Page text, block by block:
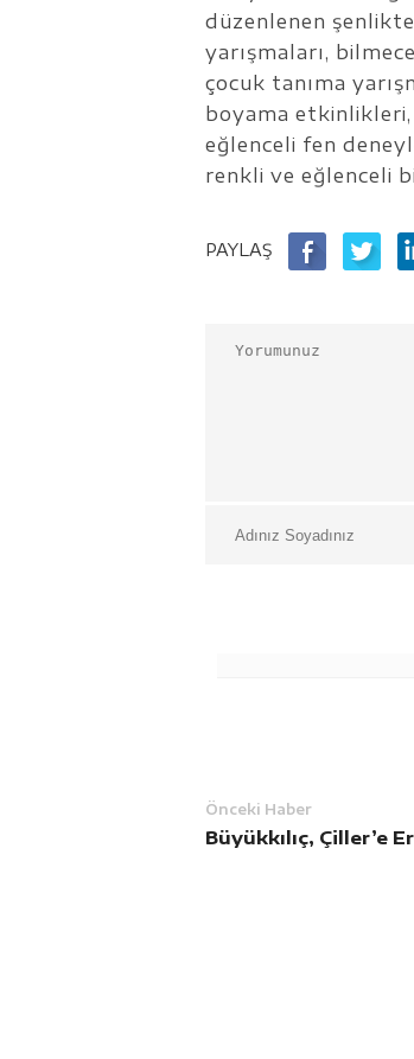
düzenlenen
yarışmaları,
çocuk tanıma
boyama etkinlikleri,
eğlenceli fen
renkli ve eğlenceli
PAYLAŞ
Önceki Haber
Büyükkılıç, Çiller’e